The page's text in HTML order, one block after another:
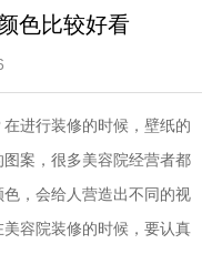
色比较好看
进行装修的时候，壁纸的
案，很多美容院经营者都
，会给人营造出不同的视
容院装修的时候，要认真